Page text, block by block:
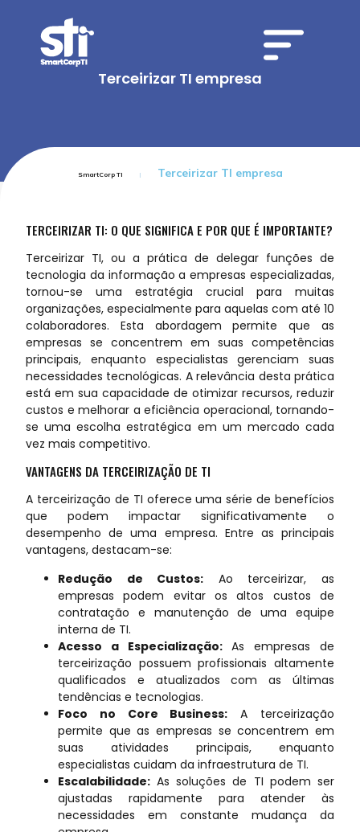
Terceirizar TI empresa
SmartCorp TI Terceirizar TI empresa
TERCEIRIZAR TI: O QUE SIGNIFICA E POR QUE É IMPORTANTE?
Terceirizar TI, ou a prática de delegar funções de
tecnologia da informação a empresas especializadas,
tornou-se uma estratégia crucial para muitas
organizações, especialmente para aquelas com até 10
colaboradores. Esta abordagem permite que as
empresas se concentrem em suas competências
principais, enquanto especialistas gerenciam suas
necessidades tecnológicas. A relevância desta prática
está em sua capacidade de otimizar recursos, reduzir
custos e melhorar a eficiência operacional, tornando-
se uma escolha estratégica em um mercado cada
vez mais competitivo.
VANTAGENS DA TERCEIRIZAÇÃO DE TI
A terceirização de TI oferece uma série de benefícios
que podem impactar significativamente o
desempenho de uma empresa. Entre as principais
vantagens, destacam-se:
Redução de Custos: Ao terceirizar, as
empresas podem evitar os altos custos de
contratação e manutenção de uma equipe
interna de TI.
Acesso a Especialização:As empresas de
terceirização possuem profissionais altamente
qualificados e atualizados com as últimas
tendências e tecnologias.
Foco no Core Business: A terceirização
permite que as empresas se concentrem em
suas atividades principais, enquanto
especialistas cuidam da infraestrutura de TI.
Escalabilidade: As soluções de TI podem ser
ajustadas rapidamente para atender às
necessidades em constante mudança da